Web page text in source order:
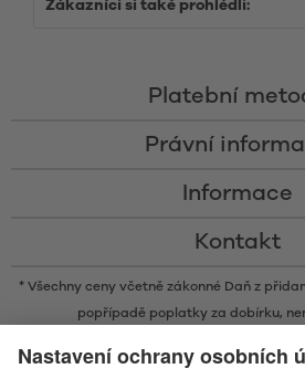
Zákazníci si také prohlédli:
Platební
Právní
Informace
Kontakt
* Všechny ceny včetně zákonné Daň z
popřípadě poplatky za dobírku,
ochrannými známkami ve vlastnictví